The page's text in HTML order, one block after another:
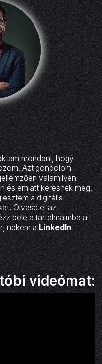
mondani, hogy
Azt gondolom
valamilyen
és emiatt keresnek meg.
a digitális
Olvasd el az
bele a tartalmaimba a
nekem a LinkedIn
videómat: